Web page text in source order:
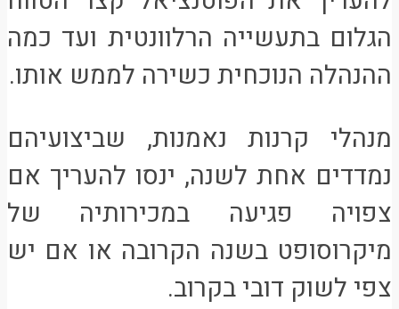
הגלום בתעשייה הרלוונטית ועד כמה
ההנהלה הנוכחית כשירה לממש אותו.
מנהלי קרנות נאמנות, שביצועיהם
נמדדים אחת לשנה, ינסו להעריך אם
צפויה פגיעה במכירותיה של
מיקרוסופט בשנה הקרובה או אם יש
צפי לשוק דובי בקרוב.